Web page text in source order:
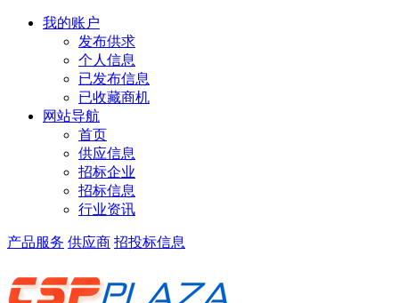
我的账户
发布供求
个人信息
已发布信息
已收藏商机
网站导航
首页
供应信息
招标企业
招标信息
行业资讯
产品服务 供应商 招投标信息